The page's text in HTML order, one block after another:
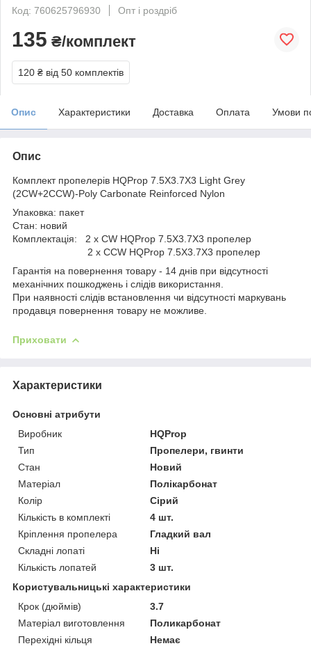
Код: 760625796930
Опт і роздріб
135 ₴/комплект
120 ₴ від 50 комплектів
Опис Характеристики Доставка Оплата Умови
Опис
Комплект пропелерів HQProp 7.5X3.7X3 Light Grey
(2CW+2CCW)-Poly Carbonate Reinforced Nylon
Упаковка: пакет
Стан: новий
Комплектація: 2 x CW HQProp 7.5X3.7X3 пропелер
2 x CCW HQProp 7.5X3.7X3 пропелер
Гарантія на повернення товару - 14 днів при відсутності
механічних пошкоджень і слідів використання.
При наявності слідів встановлення чи відсутності маркувань
продавця повернення товару не можливе.
Приховати
Характеристики
Основні атрибути
Виробник
HQProp
Тип
Пропелери, гвинти
Стан
Новий
Матеріал
Полікарбонат
Колір
Сірий
Кількість в комплекті
4 шт.
Кріплення пропелера
Гладкий вал
Складні лопаті
Ні
Кількість лопатей
3 шт.
Користувальницькі характеристики
Крок (дюймів)
3.7
Матеріал виготовлення
Поликарбонат
Перехідні кільця
Немає